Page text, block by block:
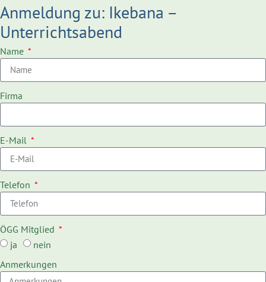
Anmeldung zu: Ikebana –
Unterrichtsabend
Name
Firma
E-Mail
Telefon
ÖGG Mitglied
ja
nein
Anmerkungen